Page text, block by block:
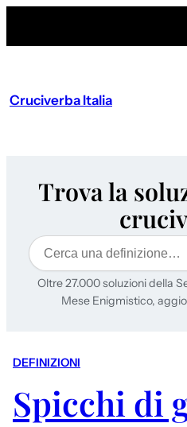
Cruciverba Italia
Trova la
Cerca
Oltre 27.000 soluzioni della
Mese Enigmistico,
DEFINIZIONI
Spicchi di